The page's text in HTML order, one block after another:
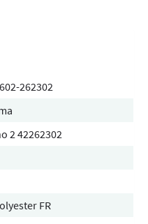
262302
2 42262302
FR